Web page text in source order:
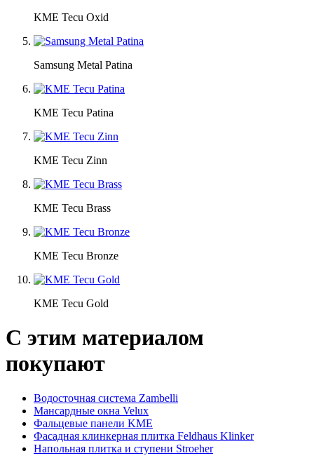
KME Tecu Oxid
Samsung Metal Patina
KME Tecu Patina
KME Tecu Zinn
KME Tecu Brass
KME Tecu Bronze
KME Tecu Gold
С этим материалом
покупают
Водосточная система Zambelli
Мансардные окна Velux
Фальцевые панели KME
Фасадная клинкерная плитка Feldhaus Klinker
Напольная плитка и ступени Stroeher